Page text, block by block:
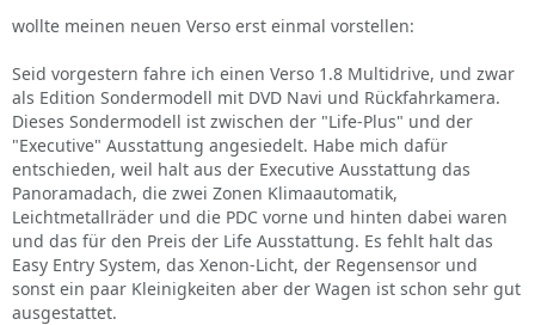
wollte meinen neuen Verso erst einmal vorstellen:
Seid vorgestern fahre ich einen Verso 1.8 Multidrive, und zwar
als Edition Sondermodell mit DVD Navi und Rückfahrkamera.
Dieses Sondermodell ist zwischen der "Life-Plus" und der
"Executive" Ausstattung angesiedelt. Habe mich dafür
entschieden, weil halt aus der Executive Ausstattung das
Panoramadach, die zwei Zonen Klimaautomatik,
Leichtmetallräder und die PDC vorne und hinten dabei waren
und das für den Preis der Life Ausstattung. Es fehlt halt das
Easy Entry System, das Xenon-Licht, der Regensensor und
sonst ein paar Kleinigkeiten aber der Wagen ist schon sehr gut
ausgestattet.